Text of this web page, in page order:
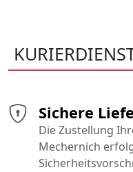
Sichere
Die Zustellung
Mechernich